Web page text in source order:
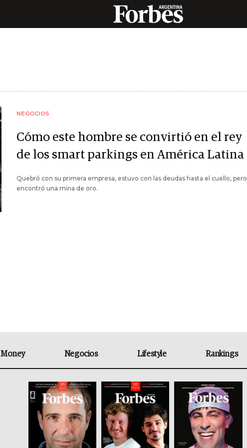
NEGOCIOS
Cómo este hombre se convirtió en el rey
de los smart parkings en América Latina
Quebró con su primera empresa, estuvo con las deudas hasta el cuello, pero
encontró una mina de oro.
Money Negocios Lifestyle Rankings